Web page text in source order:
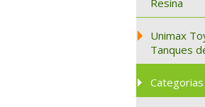
Resina
Unimax
Tanques
Categorias